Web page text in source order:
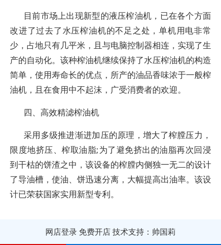
目前市场上出现新型的液压榨油机，已在各个方面
改进了过去了水压榨油机的不足之处，单机用电非常
少，占地只有几平米，且与电脑控制器相连，实现了生
产的自动化。该种榨油机继续保持了水压榨油机的构造
简单，使用寿命长的优点，所产的油品香味浓于一般榨
油机，且在食用中不起沫，广受消费者的欢迎。
四、高效精滤榨油机
采用多级推进渐进加压的原理，增大了榨膛压力，
限度地挤压、榨取油脂;为了避免挤出的油脂再次回浸
到干枯的饼渣之中，该设备的榨膛内侧独一无二的设计
了导油槽，使油、饼迅速分离，大幅提高出油率。该设
计已荣获国家实用新型专利。
网店登录 免费开店技术支持：帅国莉